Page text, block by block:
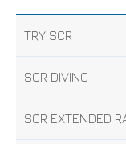
TRY SCR
SCR DIVING
SCR EXTENDED